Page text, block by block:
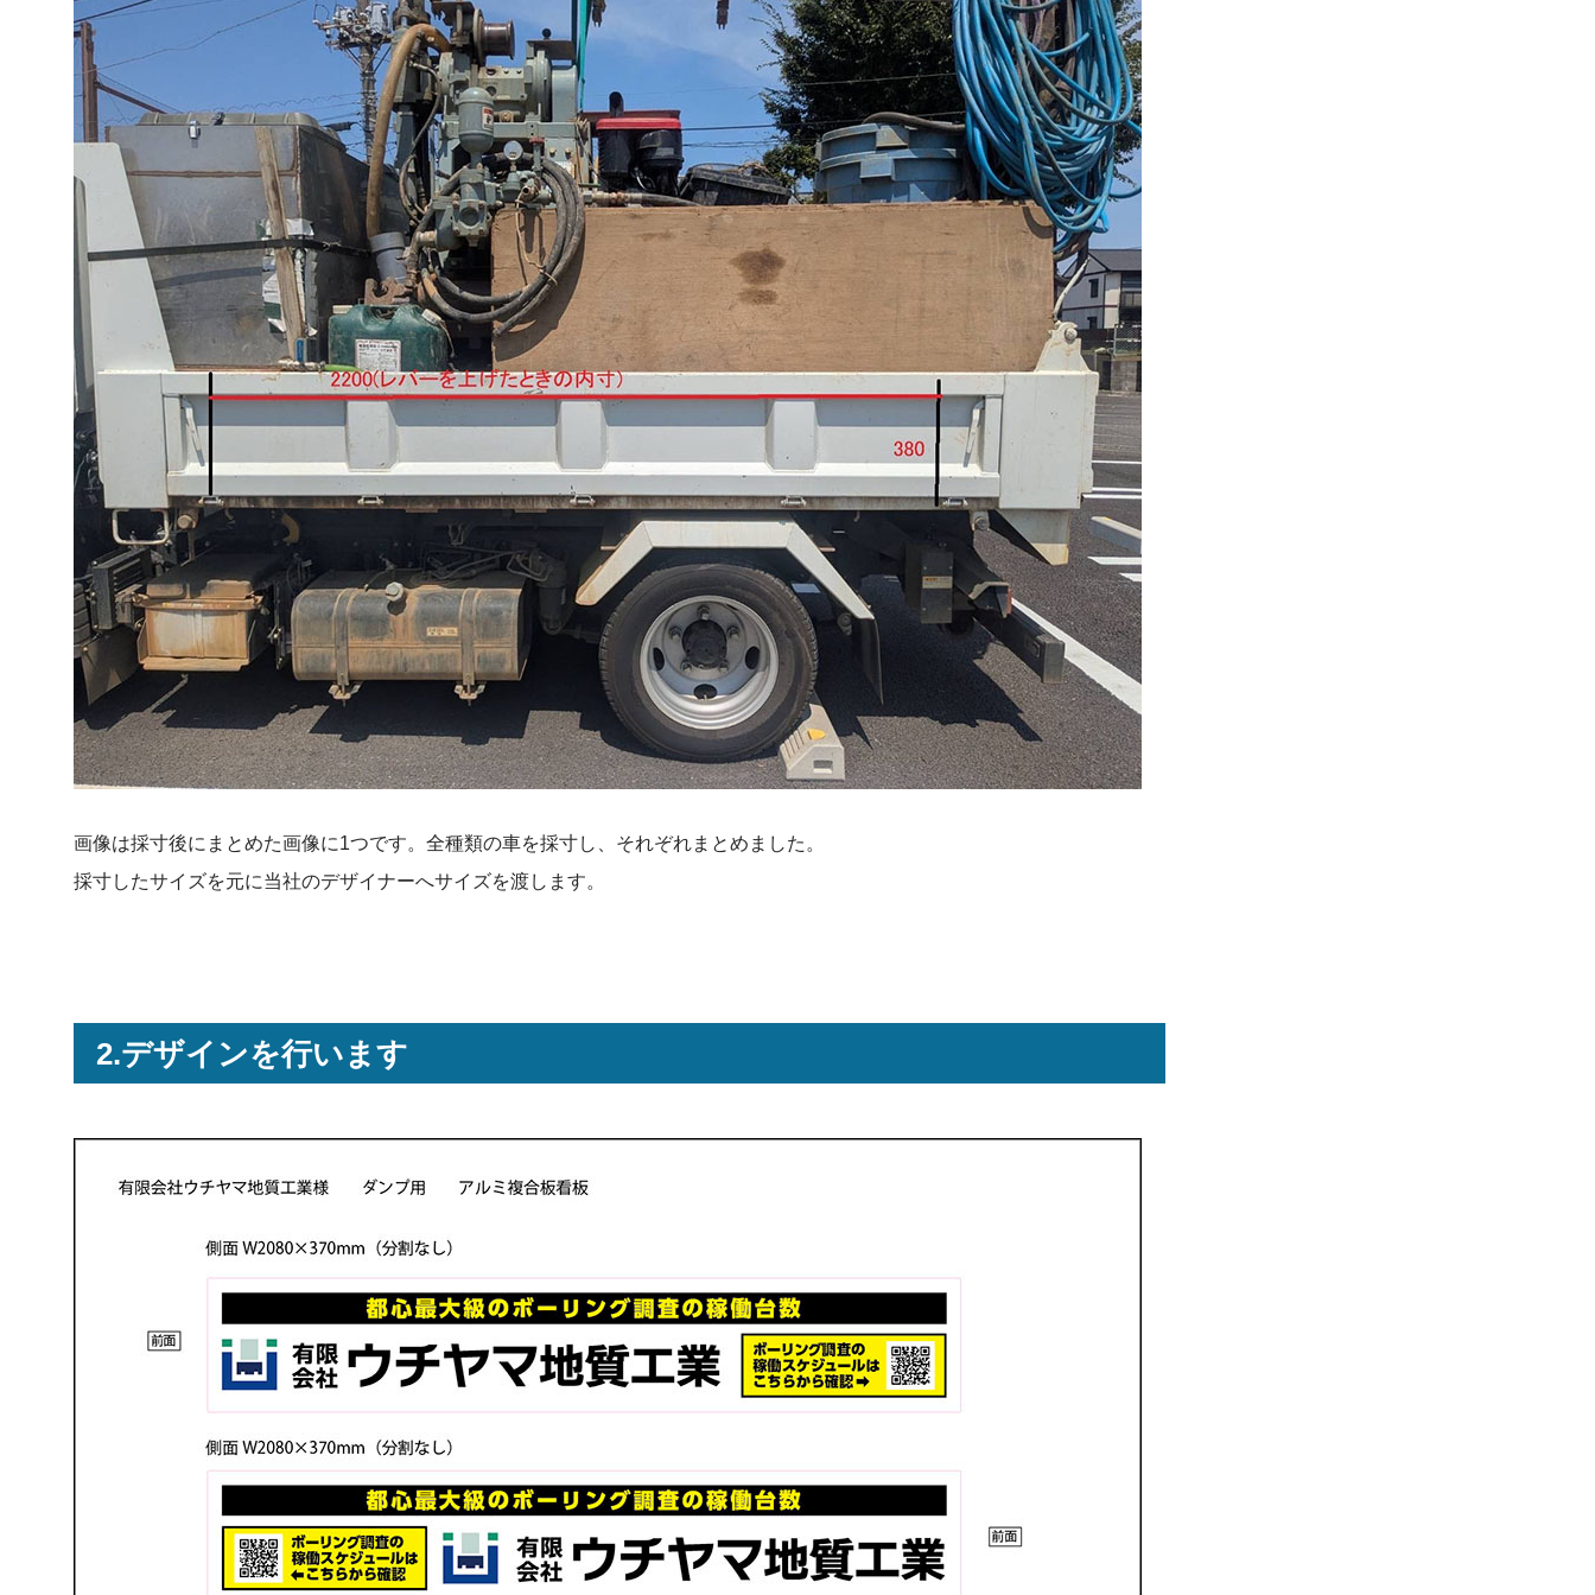
画像は採寸後にまとめた画像に1つです。全種類の車を採寸し、それぞれまとめました。
採寸したサイズを元に当社のデザイナーへサイズを渡します。
2.デザインを行います